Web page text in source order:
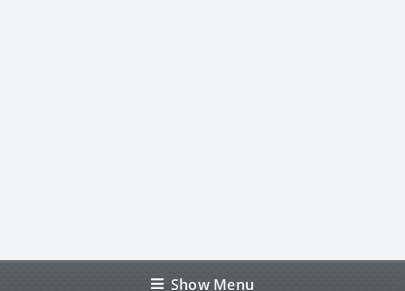
Show Menu